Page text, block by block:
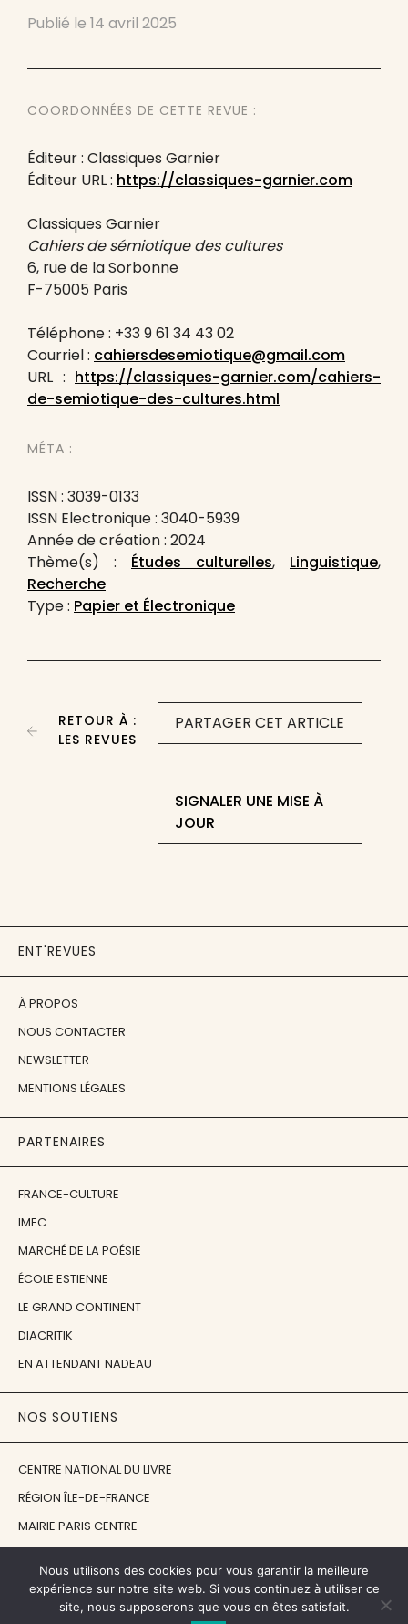
Publié le 14 avril 2025
COORDONNÉES DE CETTE REVUE :
Éditeur : Classiques Garnier
Éditeur URL : https://classiques-garnier.com
Classiques Garnier
Cahiers de sémiotique des cultures
6, rue de la Sorbonne
F-75005 Paris
Téléphone : +33 9 61 34 43 02
Courriel : cahiersdesemiotique@gmail.com
URL : https://classiques-garnier.com/cahiers-
de-semiotique-des-cultures.html
MÉTA :
ISSN : 3039-0133
ISSN Electronique : 3040-5939
Année de création : 2024
Thème(s) : Études culturelles, Linguistique,
Recherche
Type : Papier et Électronique
PARTAGER CET ARTICLE
SIGNALER UNE MISE À
JOUR
RETOUR À :
LES REVUES
ENT'REVUES
À PROPOS
NOUS CONTACTER
NEWSLETTER
MENTIONS LÉGALES
PARTENAIRES
FRANCE-CULTURE
IMEC
MARCHÉ DE LA POÉSIE
ÉCOLE ESTIENNE
LE GRAND CONTINENT
DIACRITIK
EN ATTENDANT NADEAU
NOS SOUTIENS
CENTRE NATIONAL DU LIVRE
RÉGION ÎLE-DE-FRANCE
MAIRIE PARIS CENTRE
FONDATION JAN MICHALSKI
Nous utilisons des cookies pour vous garantir la meilleure
expérience sur notre site web. Si vous continuez à utiliser ce
site, nous supposerons que vous en êtes satisfait.